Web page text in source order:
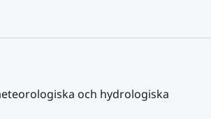
och hydrologiska